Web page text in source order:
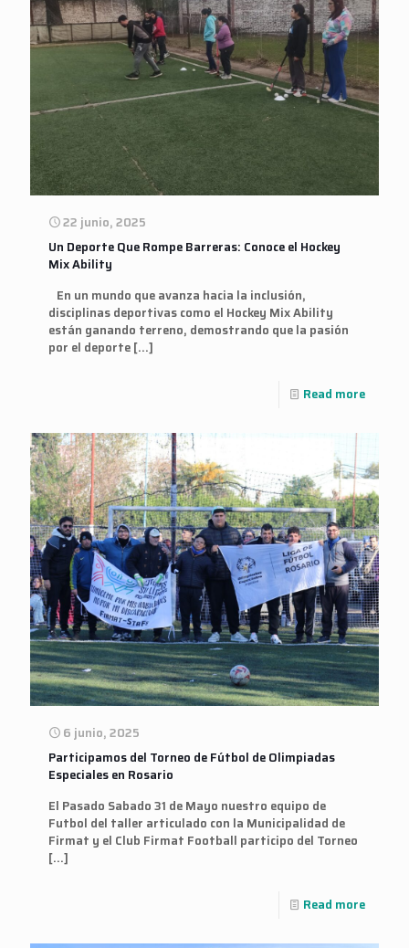
22 junio, 2025
Un Deporte Que Rompe Barreras: Conoce el Hockey
Mix Ability
En un mundo que avanza hacia la inclusión,
disciplinas deportivas como el Hockey Mix Ability
están ganando terreno, demostrando que la pasión
por el deporte[…]
Read more
6 junio, 2025
Participamos del Torneo de Fútbol de Olimpiadas
Especiales en Rosario
El Pasado Sabado 31 de Mayo nuestro equipo de
Futbol del taller articulado con la Municipalidad de
Firmat y el Club Firmat Football participo del Torneo
[…]
Read more